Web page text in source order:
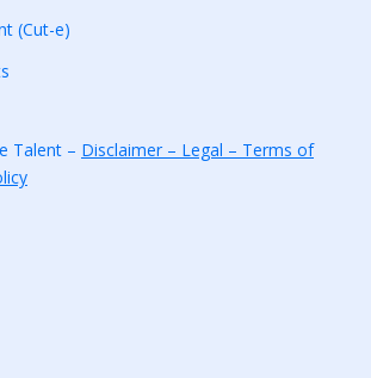
(Cut-e)
Talent – Disclaimer – Legal – Terms of